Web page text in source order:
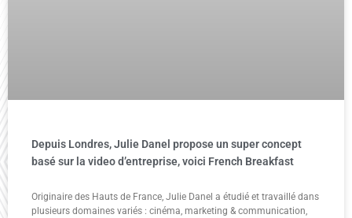
Depuis Londres, Julie Danel propose un super concept
basé sur la video d’entreprise, voici French Breakfast
Originaire des Hauts de France, Julie Danel a étudié et travaillé dans
plusieurs domaines variés : cinéma, marketing & communication,